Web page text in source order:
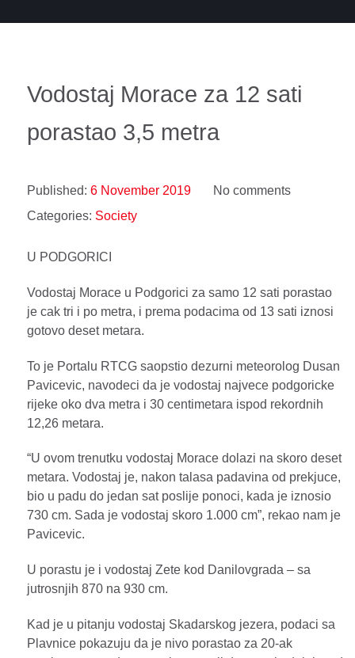
Vodostaj Morace za 12 sati
porastao 3,5 metra
Published: 6 November 2019
No comments
Categories: Society
U PODGORICI
Vodostaj Morace u Podgorici za samo 12 sati porastao
je cak tri i po metra, i prema podacima od 13 sati iznosi
gotovo deset metara.
To je Portalu RTCG saopstio dezurni meteorolog Dusan
Pavicevic, navodeci da je vodostaj najvece podgoricke
rijeke oko dva metra i 30 centimetara ispod rekordnih
12,26 metara.
“U ovom trenutku vodostaj Morace dolazi na skoro deset
metara. Vodostaj je, nakon talasa padavina od prekjuce,
bio u padu do jedan sat poslije ponoci, kada je iznosio
730 cm. Sada je vodostaj skoro 1.000 cm”, rekao nam je
Pavicevic.
U porastu je i vodostaj Zete kod Danilovgrada – sa
jutrosnjih 870 na 930 cm.
Kad je u pitanju vodostaj Skadarskog jezera, podaci sa
Plavnice pokazuju da je nivo porastao za 20-ak